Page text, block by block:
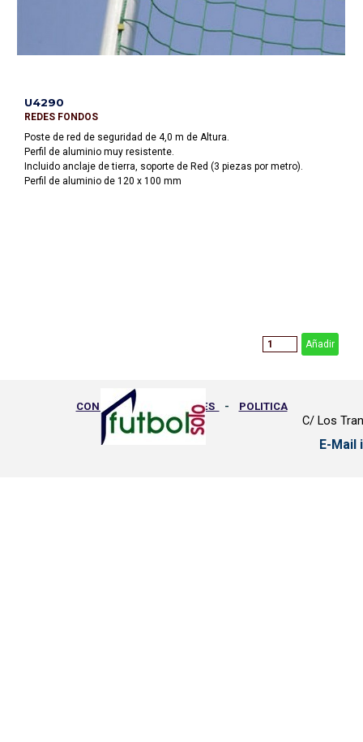
U4290
REDES FONDOS
Poste de red de seguridad de 4,0 m de Altura.
Perfil de aluminio muy resistente.
Incluido anclaje de tierra, soporte de Red (3 piezas por metro).
Perfil de aluminio de 120 x 100 mm
Añadir
CONDICIONES GENERALES - POLITICA
PRIVACIDAD -GASTOS ENVIO
DEVOLUCIONES
C/ Los
E-Mail